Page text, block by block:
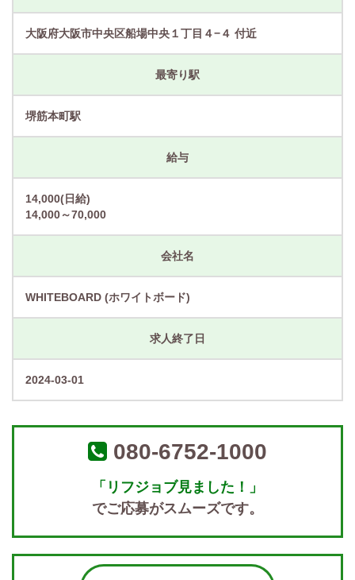
大阪府大阪市中央区船場中央１丁目４−４ 付近
最寄り駅
堺筋本町駅
給与
14,000(日給)
14,000～70,000
会社名
WHITEBOARD (ホワイトボード)
求人終了日
2024-03-01
080-6752-1000
「リフジョブ見ました！」
でご応募がスムーズです。